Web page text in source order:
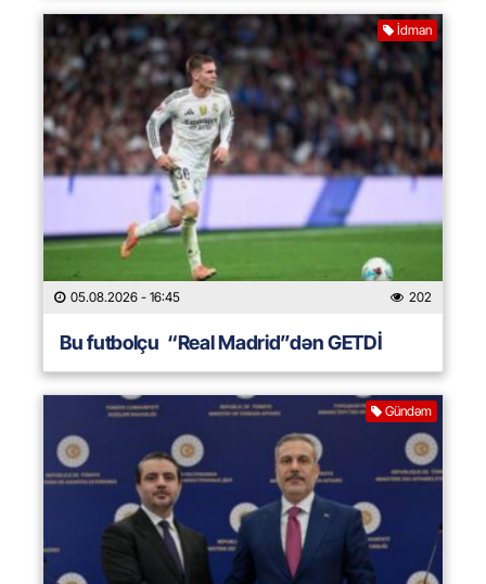
İdman
05.08.2026 - 16:45 202
Bu futbolçu “Real Madrid”dən GETDİ
Gündəm